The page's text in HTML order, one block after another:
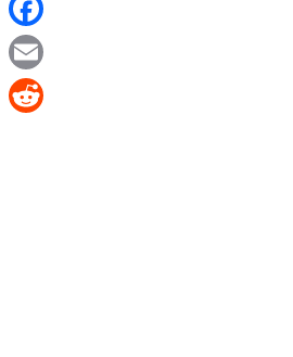
n
e
F
a
c
E